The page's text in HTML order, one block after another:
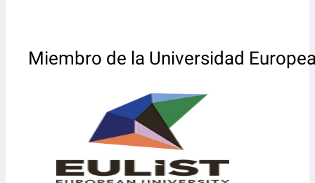
Miembro de la Universidad